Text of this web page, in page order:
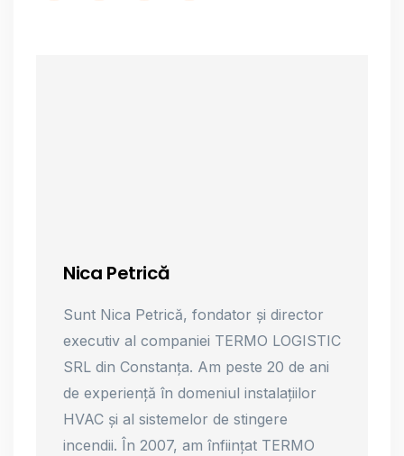
Nica Petrică
Sunt Nica Petrică, fondator și director
executiv al companiei TERMO LOGISTIC
SRL din Constanța. Am peste 20 de ani
de experiență în domeniul instalațiilor
HVAC și al sistemelor de stingere
incendii. În 2007, am înființat TERMO